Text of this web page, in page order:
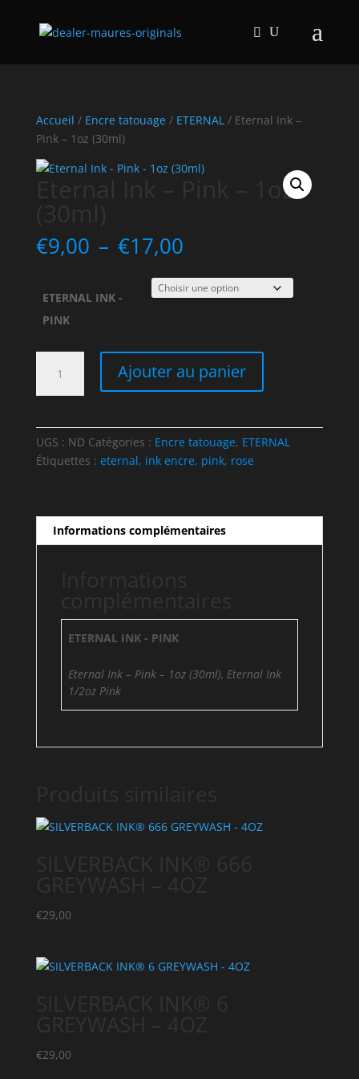
Accueil / Encre tatouage/ ETERNAL/ Eternal Ink –
Pink – 1oz (30ml)
Eternal Ink – Pink – 1oz
€9,00 – €17,00Plage
prix :
€9,00
ETERNAL INK -
PINK
Eternal
Pink
Ajouter au panier
UGS : ND Catégories : Encre tatouage, ETERNAL
Étiquettes : eternal, ink encre, pink, rose
Informations complémentaires
ETERNAL INK - PINK
Eternal Ink – Pink – 1oz (30ml), Eternal Ink
1/2oz Pink
€29,00
€29,00